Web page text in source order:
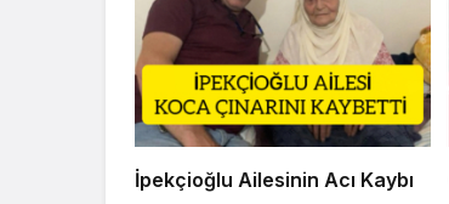
İpekçioğlu Ailesinin Acı Kaybı